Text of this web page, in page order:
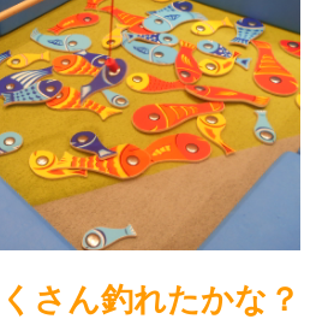
さん釣れたかな？